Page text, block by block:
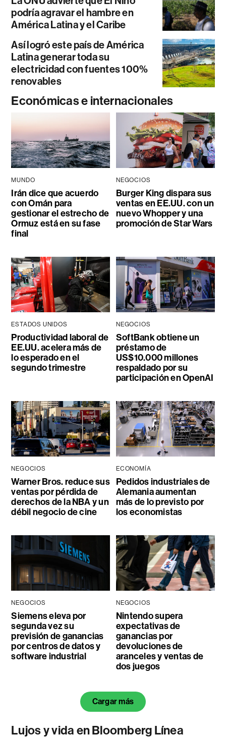
podría agravar el hambre en
América Latina y el Caribe
Así logró este país de América
Latina generar toda su
electricidad con fuentes 100%
renovables
Económicas e internacionales
MUNDO
Irán dice que acuerdo
con Omán para
gestionar el estrecho de
Ormuz está en su fase
final
NEGOCIOS
Burger King dispara sus
ventas en EE.UU. con un
nuevo Whopper y una
promoción de Star Wars
ESTADOS UNIDOS
Productividad laboral de
EE.UU. acelera más de
lo esperado en el
segundo trimestre
NEGOCIOS
SoftBank obtiene un
préstamo de
US$10.000 millones
respaldado por su
participación en OpenAI
NEGOCIOS
Warner Bros. reduce sus
ventas por pérdida de
derechos de la NBA y un
débil negocio de cine
ECONOMÍA
Pedidos industriales de
Alemania aumentan
más de lo previsto por
los economistas
NEGOCIOS
Siemens eleva por
segunda vez su
previsión de ganancias
por centros de datos y
software industrial
NEGOCIOS
Nintendo supera
expectativas de
ganancias por
devoluciones de
aranceles y ventas de
dos juegos
Cargar más
Lujos y vida en Bloomberg Línea